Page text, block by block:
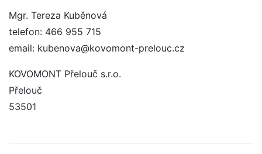
Mgr. Tereza Kuběnová
telefon: 466 955 715
email: kubenova@kovomont-prelouc.cz
KOVOMONT Přelouč s.r.o.
Přelouč
53501